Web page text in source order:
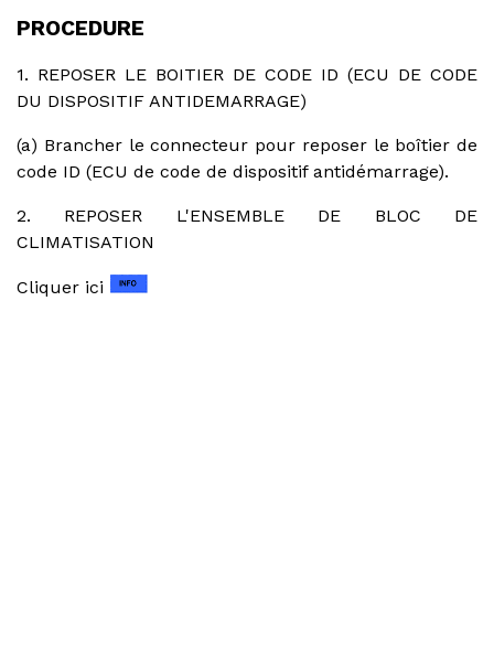
PROCEDURE
1. REPOSER LE BOITIER DE CODE ID (ECU DE CODE
DU DISPOSITIF ANTIDEMARRAGE)
(a) Brancher le connecteur pour reposer le boîtier de
code ID (ECU de code de dispositif antidémarrage).
2. REPOSER L'ENSEMBLE DE BLOC DE
CLIMATISATION
Cliquer ici